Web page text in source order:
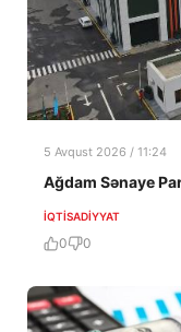
5 Avqust 2026 / 11:24
Ağdam Sənaye
İQTISADIYYAT
0 0